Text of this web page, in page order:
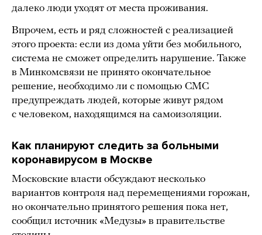
далеко люди уходят от места проживания.
Впрочем, есть и ряд сложностей с реализацией
этого проекта: если из дома уйти без мобильного,
система не сможет определить нарушение. Также
в Минкомсвязи не принято окончательное
решение, необходимо ли с помощью СМС
предупреждать людей, которые живут рядом
с человеком, находящимся на самоизоляции.
Как планируют следить за больными
коронавирусом в Москве
Московские власти обсуждают несколько
вариантов контроля над перемещениями горожан,
но окончательно принятого решения пока нет,
сообщил источник «Медузы» в правительстве